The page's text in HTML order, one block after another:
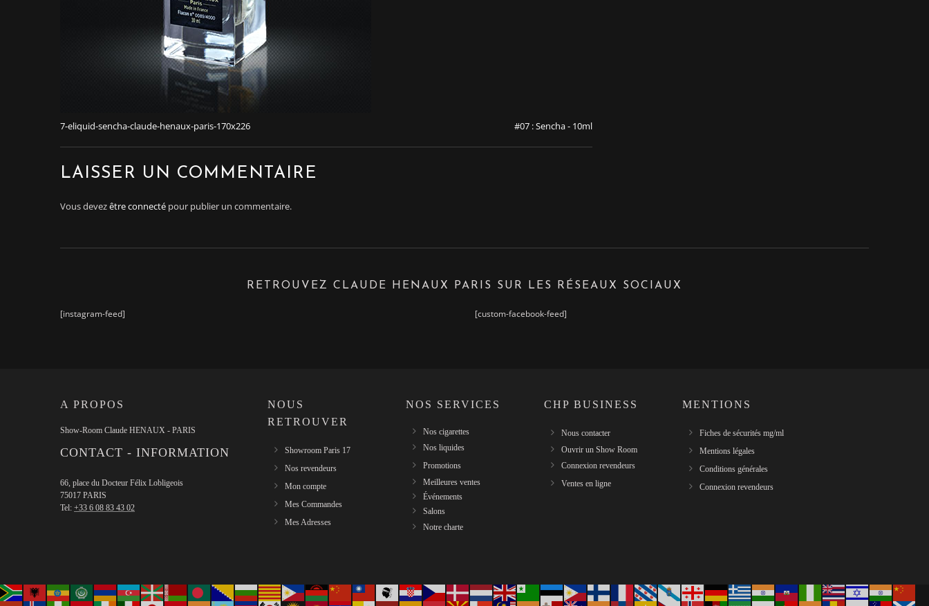
7-eliquid-sencha-claude-henaux-paris-170x226 #07 : Sencha - 10ml
LAISSER UN COMMENTAIRE
Vous devezêtre connecté pour publier un commentaire.
RETROUVEZ CLAUDE HENAUX PARIS SUR LES RÉSEAUX SOCIAUX
[instagram-feed] [custom-facebook-feed]
A PROPOS
Show-Room Claude HENAUX - PARIS
CONTACT - INFORMATION
66, place du Docteur Félix Lobligeois
75017 PARIS
Tel: +33 6 08 83 43 02
NOUS
RETROUVER
Showroom Paris 17
Nos revendeurs
Mon compte
Mes Commandes
Mes Adresses
NOS SERVICES
Nos cigarettes
Nos liquides
Promotions
Meilleures ventes
Événements
Salons
Notre charte
CHP BUSINESS
Nous contacter
Ouvrir un Show Room
Connexion revendeurs
Ventes en ligne
MENTIONS
Fiches de sécurités mg/ml
Mentions légales
Conditions générales
Connexion revendeurs